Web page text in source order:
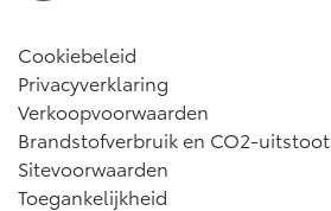
Cookiebeleid
Privacyverklaring
Verkoopvoorwaarden
Brandstofverbruik en CO2-uitstoot
Sitevoorwaarden
Toegankelijkheid